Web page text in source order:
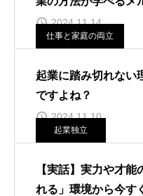
2024.11.14
仕事と家庭の両立
起業に踏み切れない
ですよね？
2024.11.10
起業独立
【実話】実力や才
れる」環境から今す